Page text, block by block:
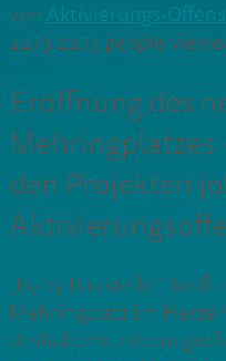
von Aktivierungs-
2273 2273 people
Eröffnung des
Mehringplatzes
den Projekten
„By by Baustelle!“
Mehringplatz im
deshalb mit einem